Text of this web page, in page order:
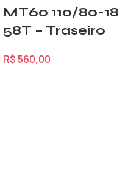
MT60 110/80-18
58T – Traseiro
R$560,00